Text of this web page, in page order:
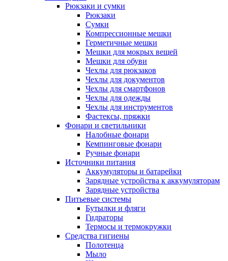
Рюкзаки и сумки
Рюкзаки
Сумки
Компрессионные мешки
Герметичные мешки
Мешки для мокрых вещей
Мешки для обуви
Чехлы для рюкзаков
Чехлы для документов
Чехлы для смартфонов
Чехлы для одежды
Чехлы для инструментов
Фастексы, пряжки
Фонари и светильники
Налобные фонари
Кемпинговые фонари
Ручные фонари
Источники питания
Аккумуляторы и батарейки
Зарядные устройства к аккумуляторам
Зарядные устройства
Питьевые системы
Бутылки и фляги
Гидраторы
Термосы и термокружки
Средства гигиены
Полотенца
Мыло